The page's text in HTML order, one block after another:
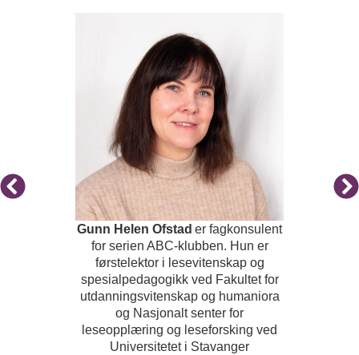
Gunn Helen Ofstad er fagkonsulent
for serien ABC-klubben. Hun er
førstelektor i lesevitenskapog
spesialpedagogikk ved Fakultet for
utdanningsvitenskap og humaniora
og Nasjonalt senter for
leseopplæring og leseforsking ved
Universitetet i Stavanger